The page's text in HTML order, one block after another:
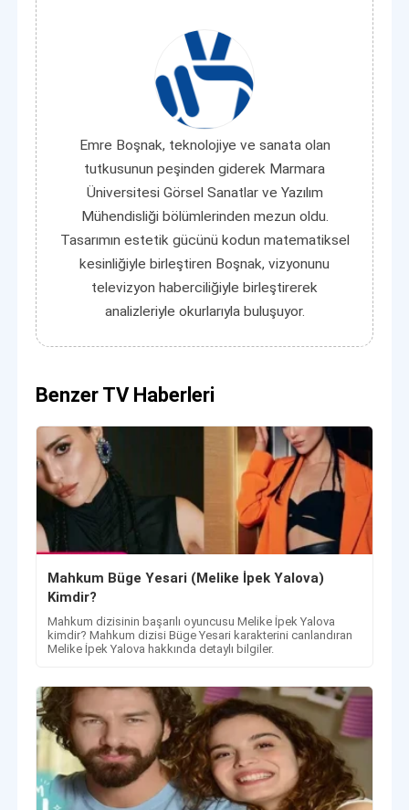
Emre Boşnak, teknolojiye ve sanata olan
tutkusunun peşinden giderek Marmara
Üniversitesi Görsel Sanatlar ve Yazılım
Mühendisliği bölümlerinden mezun oldu.
Tasarımın estetik gücünü kodun matematiksel
kesinliğiyle birleştiren Boşnak, vizyonunu
televizyon haberciliğiyle birleştirerek
analizleriyle okurlarıyla buluşuyor.
Benzer TV Haberleri
Mahkum Büge Yesari (Melike İpek Yalova)
Kimdir?
Mahkum dizisinin başarılı oyuncusu Melike İpek Yalova
kimdir? Mahkum dizisi Büge Yesari karakterini canlandıran
Melike İpek Yalova hakkında detaylı bilgiler.